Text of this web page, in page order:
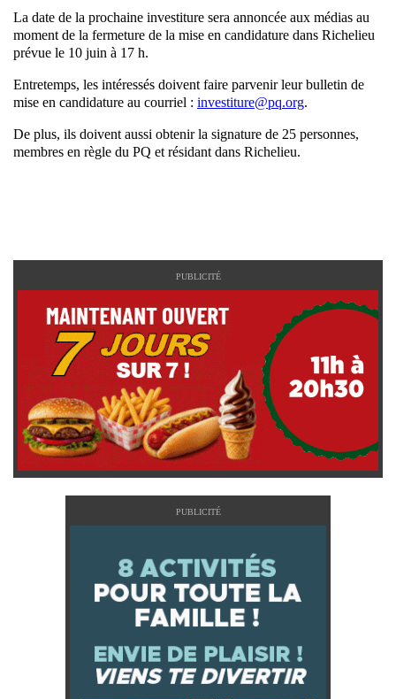
La date de la prochaine investiture sera annoncée aux médias au
moment de la fermeture de la mise en candidature dans Richelieu
prévue le 10 juin à 17 h.
Entretemps, les intéressés doivent faire parvenir leur bulletin de
mise en candidature au courriel : investiture@pq.org.
De plus, ils doivent aussi obtenir la signature de 25 personnes,
membres en règle du PQ et résidant dans Richelieu.
PUBLICITÉ
PUBLICITÉ